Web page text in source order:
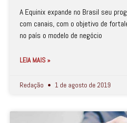
A Equinix expande no Brasil seu
com canais, com o objetivo de
no país o modelo de negócio
LEIA MAIS »
Redação 1 de agosto de 2019